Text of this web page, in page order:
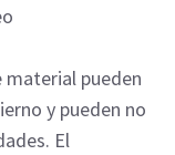
pueden
y pueden no
El